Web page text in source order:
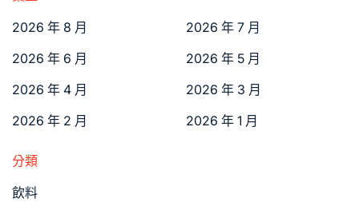
2026 年 8 月
2026 年 7 月
2026 年 6 月
2026 年 5 月
2026 年 4 月
2026 年 3 月
2026 年 2 月
2026 年 1 月
分類
飲料